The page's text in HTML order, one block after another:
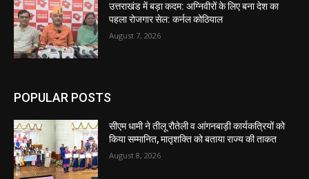
उत्तराखंड में बड़ा कदम: अग्निवीरों के लिए बना देश का
पहला रोजगार सेल: कर्नल कोठियाल
August 7, 2026
POPULAR POSTS
सीएम धामी ने तीलू रौतेली व आंगनबाड़ी कार्यकत्रियों को
किया सम्मानित, मातृशक्ति को बताया राज्य की ताकत
August 8, 2026